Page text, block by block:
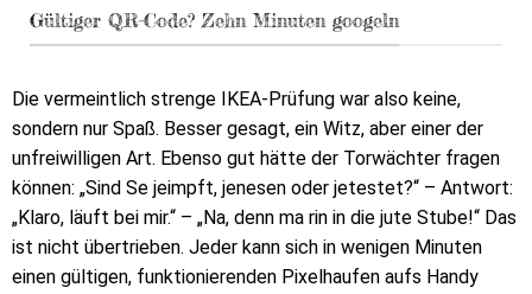
Gültiger QR-Code? Zehn Minuten googeln
Die vermeintlich strenge IKEA-Prüfung war also keine,
sondern nur Spaß. Besser gesagt, ein Witz, aber einer der
unfreiwilligen Art. Ebenso gut hätte der Torwächter fragen
können: „Sind Se jeimpft, jenesen oder jetestet?“ – Antwort:
„Klaro, läuft bei mir.“ – „Na, denn ma rin in die jute Stube!“ Das
ist nicht übertrieben. Jeder kann sich in wenigen Minuten
einen gültigen, funktionierenden Pixelhaufen aufs Handy